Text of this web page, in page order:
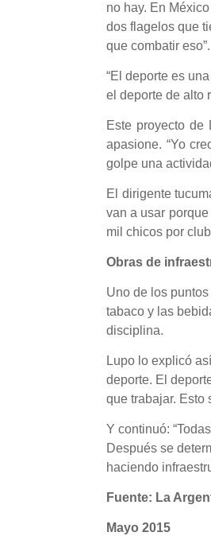
no hay. En
dos flagelos que
que combatir eso”.
“El deporte es
el deporte de alto
Este proyecto
apasione. “Yo
golpe una
El dirigente
van a usar
mil chicos por
Obras de
Uno de los
tabaco y las
disciplina.
Lupo lo explicó
deporte. El
que trabajar. Esto
Y continuó:
Después se
haciendo
Fuente: La
Mayo 2015